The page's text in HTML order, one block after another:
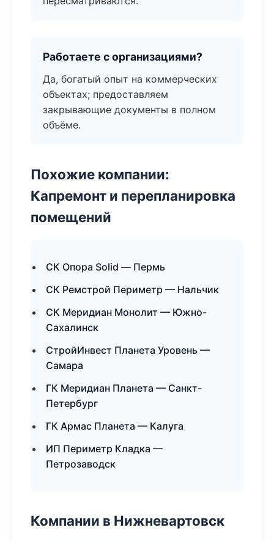
Работаете с организациями?
Да, богатый опыт на коммерческих
объектах; предоставляем
закрывающие документы в полном
объёме.
Похожие компании:
Капремонт и перепланировка
помещений
СК Опора Solid — Пермь
СК Ремстрой Периметр — Нальчик
СК Меридиан Монолит — Южно-
Сахалинск
СтройИнвест Планета Уровень —
Самара
ГК Меридиан Планета — Санкт-
Петербург
ГК Армас Планета — Калуга
ИП Периметр Кладка —
Петрозаводск
Компании в Нижневартовск